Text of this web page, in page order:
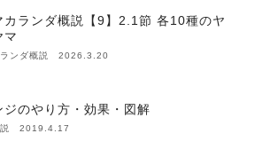
カランダ概説【9】2.1節 各10種のヤ
マ
ランダ概説 2026.3.20
ジのやり方・効果・図解
説 2019.4.17